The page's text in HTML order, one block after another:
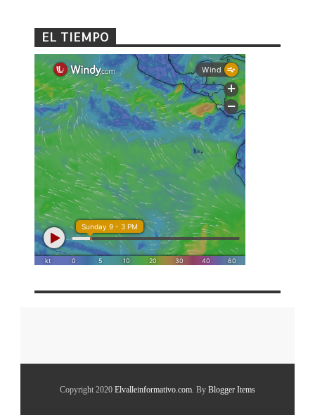
EL TIEMPO
Copyright 2020 Elvalleinformativo.com. By Blogger Items